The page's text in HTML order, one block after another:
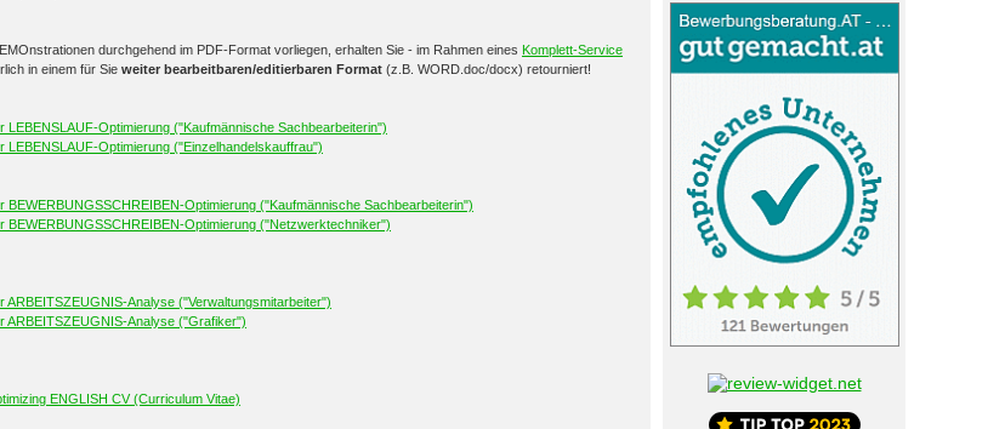
durchgehend im PDF-Format vorliegen, erhalten Sie - im Rahmen eines Komplett-Service
in einem für Sie weiter bearbeitbaren/editierbaren Format (z.B. WORD.doc/docx) retourniert!
Optimierung ("Kaufmännische Sachbearbeiterin")
Optimierung ("Einzelhandelskauffrau")
Optimierung ("Kaufmännische Sachbearbeiterin")
Optimierung ("Netzwerktechniker")
Analyse ("Verwaltungsmitarbeiter")
ARBEITSZEUGNIS-Analyse ("Grafiker")
ENGLISH CV (Curriculum Vitae)